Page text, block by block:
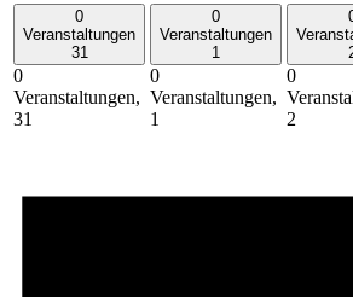
0
Veranstaltungen
31
0
Veranstaltungen,
31
0
Veranstaltungen
1
0
Veranstaltungen,
1
0
2